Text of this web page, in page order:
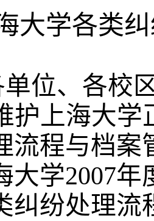
大学各类
位、各校
护上海大学
流程与档案
大学2007年
纠纷处理流